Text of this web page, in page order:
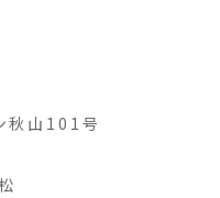
秋山101号